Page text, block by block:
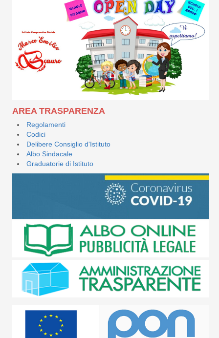
AREA TRASPARENZA
Regolamenti
Codici
Delibere Consiglio d'Istituto
Albo Sindacale
Graduatorie di Istituto